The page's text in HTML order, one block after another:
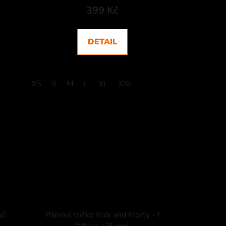
399 Kč
DETAIL
XS S M L XL XXL
Pánské tričko Rick and Morty - I